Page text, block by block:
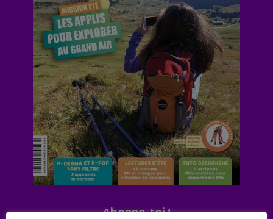
Abonne-toi !